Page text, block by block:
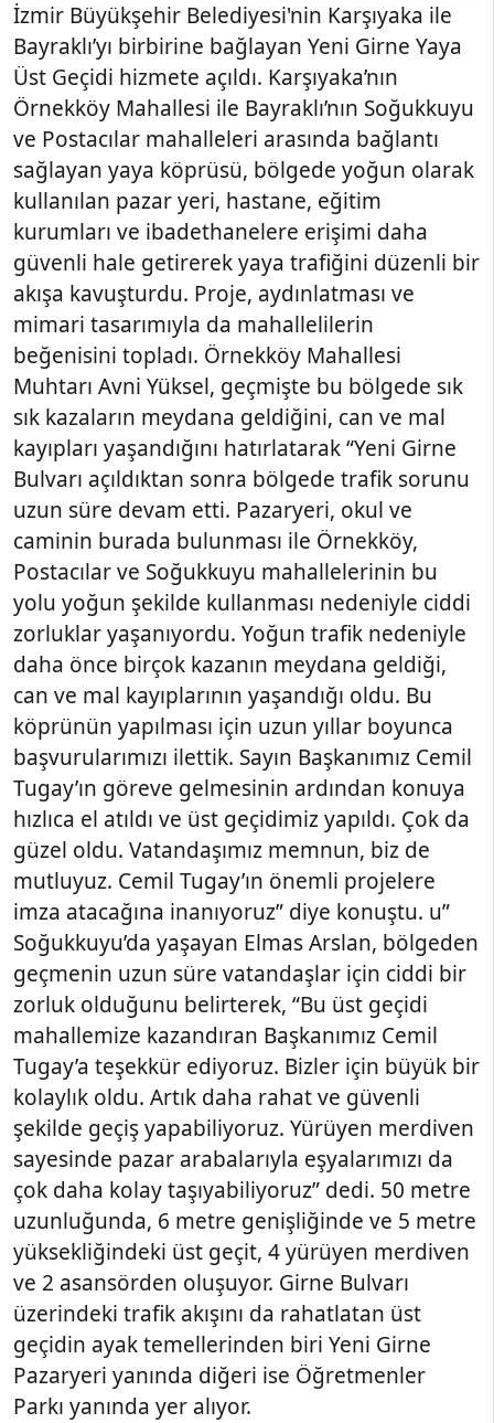
İzmir Büyükşehir Belediyesi'nin Karşıyaka ile
Bayraklı’yı birbirine bağlayan Yeni Girne Yaya
Üst Geçidi hizmete açıldı. Karşıyaka’nın
Örnekköy Mahallesi ile Bayraklı’nın Soğukkuyu
ve Postacılar mahalleleri arasında bağlantı
sağlayan yaya köprüsü, bölgede yoğun olarak
kullanılan pazar yeri, hastane, eğitim
kurumları ve ibadethanelere erişimi daha
güvenli hale getirerek yaya trafiğini düzenli bir
akışa kavuşturdu. Proje, aydınlatması ve
mimari tasarımıyla da mahallelilerin
beğenisini topladı. Örnekköy Mahallesi
Muhtarı Avni Yüksel, geçmişte bu bölgede sık
sık kazaların meydana geldiğini, can ve mal
kayıpları yaşandığını hatırlatarak “Yeni Girne
Bulvarı açıldıktan sonra bölgede trafik sorunu
uzun süre devam etti. Pazaryeri, okul ve
caminin burada bulunması ile Örnekköy,
Postacılar ve Soğukkuyu mahallelerinin bu
yolu yoğun şekilde kullanması nedeniyle ciddi
zorluklar yaşanıyordu. Yoğun trafik nedeniyle
daha önce birçok kazanın meydana geldiği,
can ve mal kayıplarının yaşandığı oldu. Bu
köprünün yapılması için uzun yıllar boyunca
başvurularımızı ilettik. Sayın Başkanımız Cemil
Tugay’ın göreve gelmesinin ardından konuya
hızlıca el atıldı ve üst geçidimiz yapıldı. Çok da
güzel oldu. Vatandaşımız memnun, biz de
mutluyuz. Cemil Tugay’ın önemli projelere
imza atacağına inanıyoruz” diye konuştu. u”
Soğukkuyu’da yaşayan Elmas Arslan, bölgeden
geçmenin uzun süre vatandaşlar için ciddi bir
zorluk olduğunu belirterek, “Bu üst geçidi
mahallemize kazandıran Başkanımız Cemil
Tugay’a teşekkür ediyoruz. Bizler için büyük bir
kolaylık oldu. Artık daha rahat ve güvenli
şekilde geçiş yapabiliyoruz. Yürüyen merdiven
sayesinde pazar arabalarıyla eşyalarımızı da
çok daha kolay taşıyabiliyoruz” dedi. 50 metre
uzunluğunda, 6 metre genişliğinde ve 5 metre
yüksekliğindeki üst geçit, 4 yürüyen merdiven
ve 2 asansörden oluşuyor. Girne Bulvarı
üzerindeki trafik akışını da rahatlatan üst
geçidin ayak temellerinden biri Yeni Girne
Pazaryeri yanında diğeri ise Öğretmenler
Parkı yanında yer alıyor.